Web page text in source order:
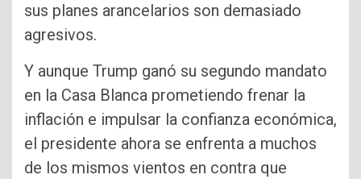
sus planes arancelarios son demasiado
agresivos.
Y aunque Trump ganó su segundo mandato
en la Casa Blanca prometiendo frenar la
inflación e impulsar la confianza económica,
el presidente ahora se enfrenta a muchos
de los mismos vientos en contra que